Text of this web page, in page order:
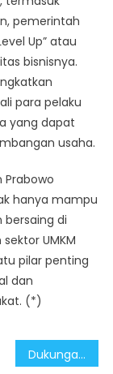
pemerintah
Up” atau
bisnisnya.
para pelaku
yang dapat
usaha.
Prabowo
hanya mampu
di
UMKM
pilar penting
dan
(*)
Dukungan Prabowo sebagai Ketum Partai Tidak Langgar Ketentuan Pilkada 2024